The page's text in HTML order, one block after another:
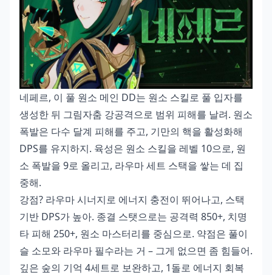
네페르, 이 풀 원소 메인 DD는 원소 스킬로 풀 입자를
생성한 뒤 그림자춤 강공격으로 범위 피해를 날려. 원소
폭발은 다수 달계 피해를 주고, 기만의 핵을 활성화해
DPS를 유지하지. 육성은 원소 스킬을 레벨 10으로, 원
소 폭발을 9로 올리고, 라우마 세트 스택을 쌓는 데 집
중해.
강점? 라우마 시너지로 에너지 충전이 뛰어나고, 스택
기반 DPS가 높아. 종결 스탯으로는 공격력 850+, 치명
타 피해 250+, 원소 마스터리를 중심으로. 약점은 풀이
슬 소모와 라우마 필수라는 거 – 그게 없으면 좀 힘들어.
깊은 숲의 기억 4세트로 보완하고, 1돌로 에너지 회복